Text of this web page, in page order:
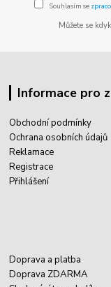
Souhlasím se
Můžete se
Informace pro
Obchodní podmínky
Ochrana osobních údajů
Reklamace
Registrace
Přihlášení
Doprava a platba
Doprava ZDARMA